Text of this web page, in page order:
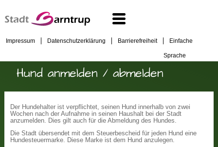
Impressum Datenschutzerklärung Barrierefreiheit Einfache
Sprache
Hund anmelden / abmelden
Der Hundehalter ist verpflichtet, seinen Hund innerhalb von zwei
Wochen nach der Aufnahme in seinen Haushalt bei der Stadt
anzumelden. Dies gilt auch für die Abmeldung des Hundes.
Die Stadt übersendet mit dem Steuerbescheid für jeden Hund eine
Hundesteuermarke. Diese Marke ist dem Hund anzulegen.